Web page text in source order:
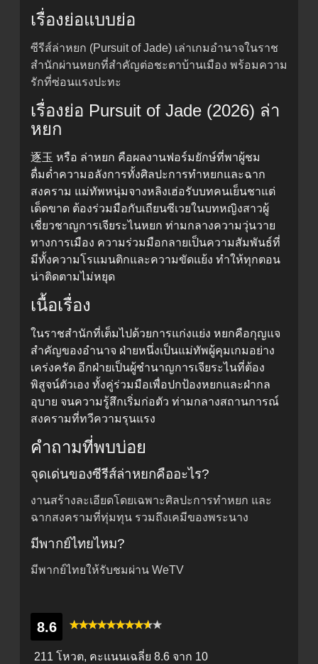
เรื่องย่อแบบย่อ
ซีรีส์ล่าหยก (Pursuit of Jade) เล่าเกมอำนาจในราช
สำนักผ่านหยกที่สำคัญต่อชะตาบ้านเมือง พร้อมความ
รักที่ซ่อนแรงปะทะ
เรื่องย่อ Pursuit of Jade (2026) ล่า
หยก
逐玉 หรือ ล่าหยก คือผลงานฟอร์มยักษ์ที่พาผู้ชม
ดื่มด่ำความอลังการทั้งศิลปะการทำหยกและฉาก
สงคราม แม่ทัพหนุ่มจางหลิงเฮ่อรับบทคนเย็นชาแต่
เด็ดขาด ต้องร่วมมือกับเถียนซีเวยในบทหญิงสาวผู้
เชี่ยวชาญการเจียระไนหยก ท่ามกลางความวุ่นวาย
ทางการเมือง ความร่วมมือกลายเป็นความสัมพันธ์ที่
มีทั้งความโรแมนติกและความขัดแย้ง ทำให้ทุกตอน
น่าติดตามไม่หยุด
เนื้อเรื่อง
ในราชสำนักที่เต็มไปด้วยการแก่งแย่ง หยกคือกุญแจ
สำคัญของอำนาจ ฝ่ายหนึ่งเป็นแม่ทัพผู้คุมเกมอย่าง
เคร่งครัด อีกฝ่ายเป็นผู้ชำนาญการเจียระไนที่ต้อง
พิสูจน์ตัวเอง ทั้งคู่ร่วมมือเพื่อปกป้องหยกและฝ่ากล
อุบาย จนความรู้สึกเริ่มก่อตัว ท่ามกลางสถานการณ์
สงครามที่ทวีความรุนแรง
คำถามที่พบบ่อย
จุดเด่นของซีรีส์ล่าหยกคืออะไร?
งานสร้างละเอียดโดยเฉพาะศิลปะการทำหยก และ
ฉากสงครามที่ทุ่มทุน รวมถึงเคมีของพระนาง
มีพากย์ไทยไหม?
มีพากย์ไทยให้รับชมผ่าน WeTV
8.6
211 โหวต, คะแนนเฉลี่ย 8.6 จาก 10